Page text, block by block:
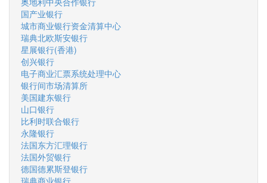
国产业银行
城市商业银行资金清算中心
瑞典北欧斯安银行
星展银行(香港)
创兴银行
电子商业汇票系统处理中心
银行间市场清算所
美国建东银行
山口银行
比利时联合银行
永隆银行
法国东方汇理银行
法国外贸银行
德国德累斯登银行
瑞典商业银行